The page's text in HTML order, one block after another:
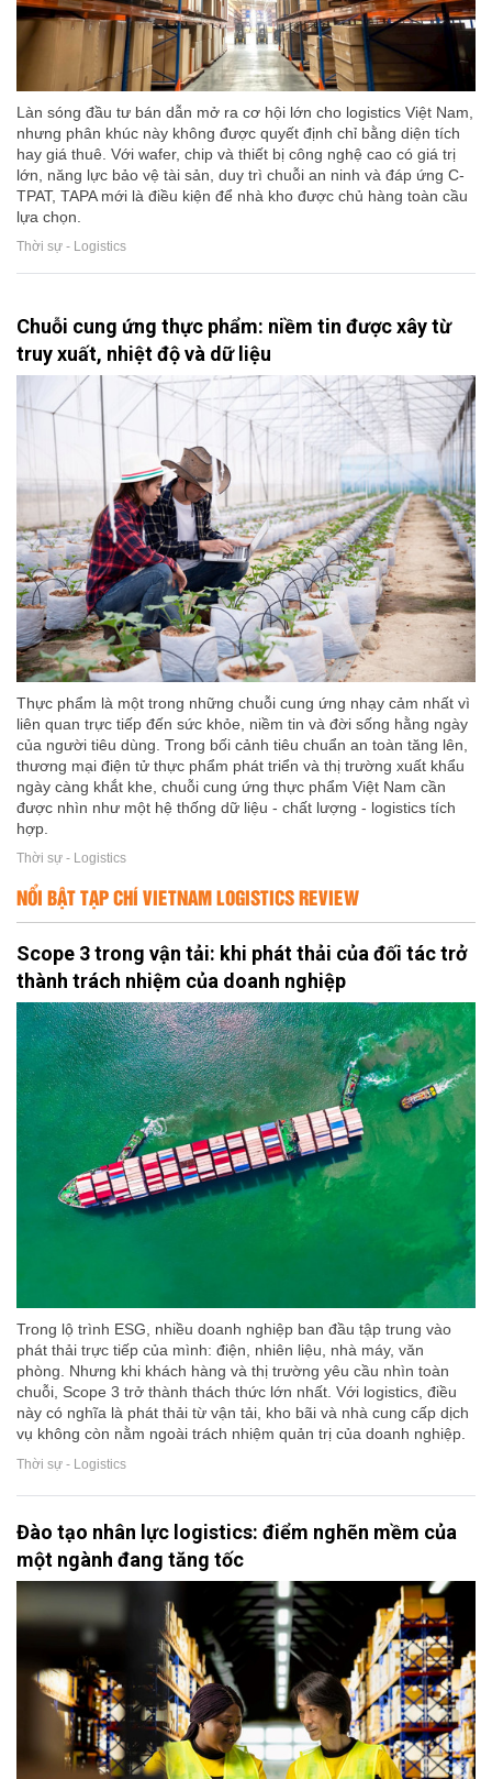
Làn sóng đầu tư bán dẫn mở ra cơ hội lớn cho logistics Việt Nam,
nhưng phân khúc này không được quyết định chỉ bằng diện tích
hay giá thuê. Với wafer, chip và thiết bị công nghệ cao có giá trị
lớn, năng lực bảo vệ tài sản, duy trì chuỗi an ninh và đáp ứng C-
TPAT, TAPA mới là điều kiện để nhà kho được chủ hàng toàn cầu
lựa chọn.
Thời sự - Logistics
Chuỗi cung ứng thực phẩm: niềm tin được xây từ
truy xuất, nhiệt độ và dữ liệu
Thực phẩm là một trong những chuỗi cung ứng nhạy cảm nhất vì
liên quan trực tiếp đến sức khỏe, niềm tin và đời sống hằng ngày
của người tiêu dùng. Trong bối cảnh tiêu chuẩn an toàn tăng lên,
thương mại điện tử thực phẩm phát triển và thị trường xuất khẩu
ngày càng khắt khe, chuỗi cung ứng thực phẩm Việt Nam cần
được nhìn như một hệ thống dữ liệu - chất lượng - logistics tích
hợp.
Thời sự - Logistics
NỔI BẬT TẠP CHÍ VIETNAM LOGISTICS REVIEW
Scope 3 trong vận tải: khi phát thải của đối tác trở
thành trách nhiệm của doanh nghiệp
Trong lộ trình ESG, nhiều doanh nghiệp ban đầu tập trung vào
phát thải trực tiếp của mình: điện, nhiên liệu, nhà máy, văn
phòng. Nhưng khi khách hàng và thị trường yêu cầu nhìn toàn
chuỗi, Scope 3 trở thành thách thức lớn nhất. Với logistics, điều
này có nghĩa là phát thải từ vận tải, kho bãi và nhà cung cấp dịch
vụ không còn nằm ngoài trách nhiệm quản trị của doanh nghiệp.
Thời sự - Logistics
Đào tạo nhân lực logistics: điểm nghẽn mềm của
một ngành đang tăng tốc